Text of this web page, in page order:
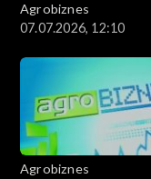
Agrobiznes
07.07.2026, 12:10
Agrobiznes